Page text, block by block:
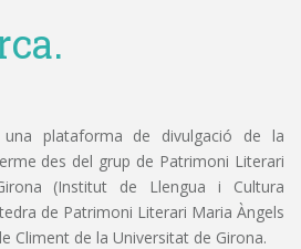
plataforma de divulgació de la
des del grup de Patrimoni Literari
(Institut de Llengua i Cultura
de Patrimoni Literari Maria Àngels
Climent de la Universitat de Girona.